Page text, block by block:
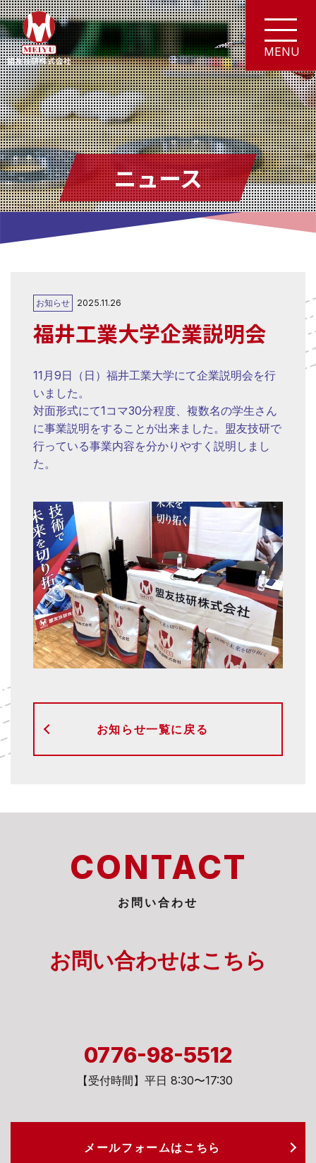
ニュース
お知らせ 2025.11.26
福井工業大学企業説明会
11月9日（日）福井工業大学にて企業説明会を行
いました。
対面形式にて1コマ30分程度、複数名の学生さん
に事業説明をすることが出来ました。盟友技研で
行っている事業内容を分かりやすく説明しまし
た。
お知らせ一覧に戻る
CONTACT
お問い合わせ
お問い合わせはこちら
0776-98-5512
【受付時間】平日 8:30〜17:30
メールフォームは こちら